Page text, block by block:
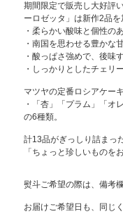
期間限定で販売し大好評
ーロゼッタ」は新作2品を
・柔らかい酸味と個性の
・南国を思わせる豊かな
・酸っぱさ強めで、後味
・しっかりとしたチェリ
マツヤの定番ロシアケー
・「杏」「プラム」「オ
の6種類。
計13品がぎっしり詰まっ
「ちょっと珍しいものを
熨斗ご希望の際は、備考
お届けご希望日も、同じ